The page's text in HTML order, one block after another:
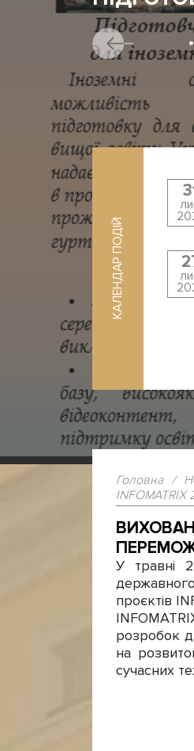
КАЛЕНДАР ПОДІЙ
Головна /
INFOMATRIX
У травні
проєктів
розробок
на
сучасних